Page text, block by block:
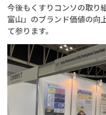
今後もくすりコンソの取り
富山」のブランド価値の向
て参ります。